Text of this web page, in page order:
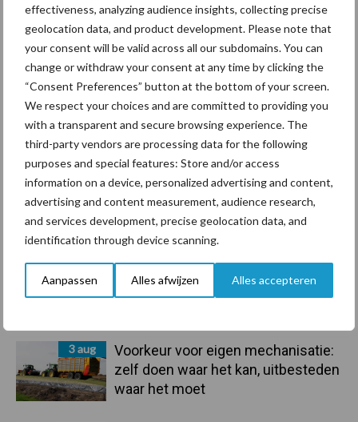
effectiveness, analyzing audience insights, collecting precise
geolocation data, and product development. Please note that
your consent will be valid across all our subdomains. You can
change or withdraw your consent at any time by clicking the
“Consent Preferences” button at the bottom of your screen.
We respect your choices and are committed to providing you
with a transparent and secure browsing experience. The
third-party vendors are processing data for the following
purposes and special features: Store and/or access
information on a device, personalized advertising and content,
advertising and content measurement, audience research,
and services development, precise geolocation data, and
identification through device scanning.
Aanpassen Alles afwijzen Alles accepteren
Primaire
Sidebar
Recent nieuws Partner nieuws
5 aug
hygieneoplossingen is in Polen
groter dan ooit”
Drie Franse bedrijven over de grens
van 14.000 kilogram melk
Pöttinger introduceert compacte
dubbelrotor-zwadhark in de hef
3 aug
Voorkeur voor eigen mechanisatie:
zelf doen waar het kan, uitbesteden
waar het moet